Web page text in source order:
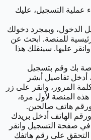
عملية التسجيل، عليك
الدخول، وبمجرد دخولك
للمنصة. ابحث عن
عليها. سينقلك هذا
بك وقم بتسجيل
تفاصيل أبشر
المرور، وانقر على زر
المنصة لأول مرة،
هاتف صالحين.
الهاتف أدخل بريدك
في صفحة التسجيل وانقر
على رقم هاتفك